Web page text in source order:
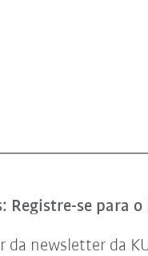
se para o
newsletter da